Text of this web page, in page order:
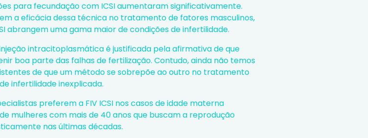
para fecundação com ICSI aumentaram significativamente.
a eficácia dessa técnica no tratamento de fatores masculinos,
abrangem uma gama maior de condições de infertilidade.
intracitoplasmática é justificada pela afirmativa de que
boa parte das falhas de fertilização. Contudo, ainda não temos
de que um método se sobrepõe ao outro no tratamento
infertilidade inexplicada.
preferem a FIV ICSI nos casos de idade materna
mulheres com mais de 40 anos que buscam a reprodução
nas últimas décadas.